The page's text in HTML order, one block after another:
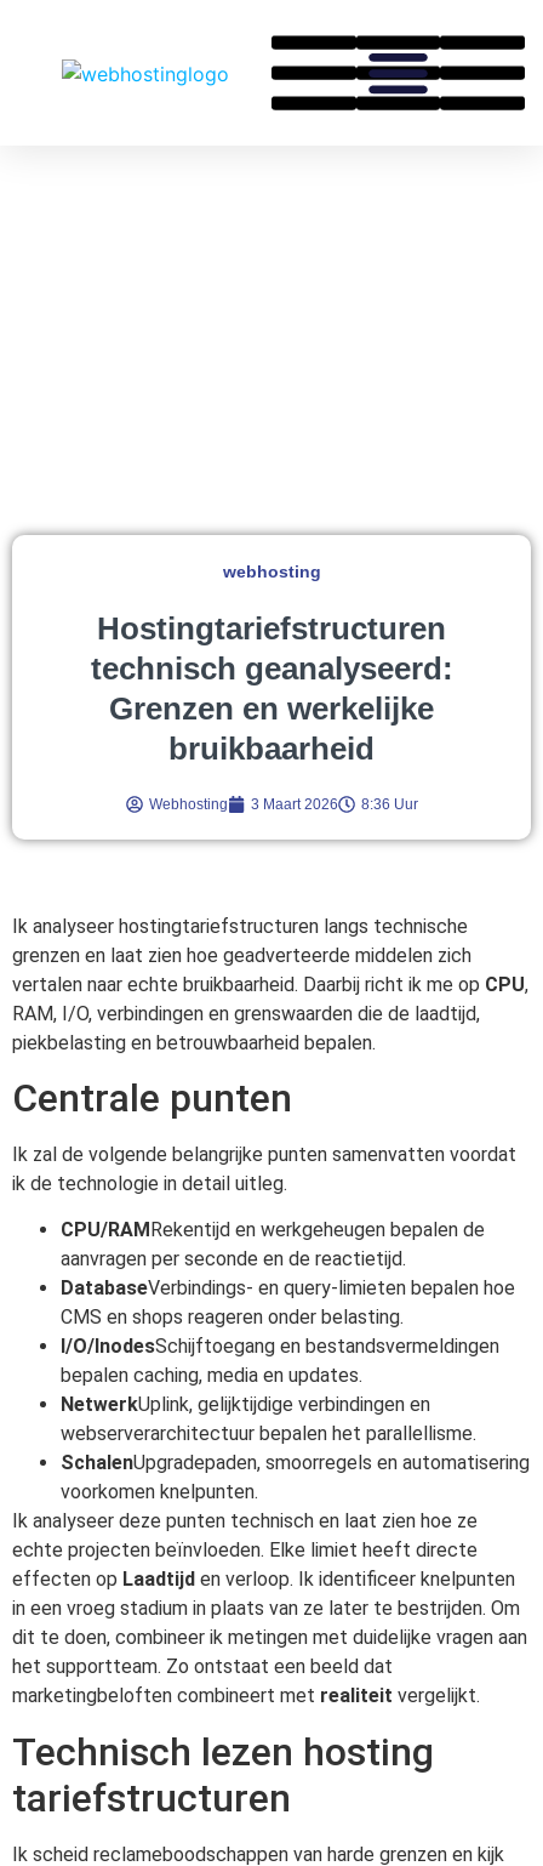
webhosting
Hostingtariefstructuren
technisch geanalyseerd:
Grenzen en werkelijke
bruikbaarheid
Webhosting 3 Maart 2026 8:36 Uur
Ik analyseer hostingtariefstructuren langs technische
grenzen en laat zien hoe geadverteerde middelen zich
vertalen naar echte bruikbaarheid. Daarbij richt ik me op CPU,
RAM, I/O, verbindingen en grenswaarden die de laadtijd,
piekbelasting en betrouwbaarheid bepalen.
Centrale punten
Ik zal de volgende belangrijke punten samenvatten voordat
ik de technologie in detail uitleg.
CPU/RAM Rekentijd en werkgeheugen bepalen de
aanvragen per seconde en de reactietijd.
DatabaseVerbindings- en query-limieten bepalen hoe
CMS en shops reageren onder belasting.
I/O/InodesSchijftoegang en bestandsvermeldingen
bepalen caching, media en updates.
NetwerkUplink, gelijktijdige verbindingen en
webserverarchitectuur bepalen het parallellisme.
SchalenUpgradepaden, smoorregels en automatisering
voorkomen knelpunten.
Ik analyseer deze punten technisch en laat zien hoe ze
echte projecten beïnvloeden. Elke limiet heeft directe
effecten op Laadtijd en verloop. Ik identificeer knelpunten
in een vroeg stadium in plaats van ze later te bestrijden. Om
dit te doen, combineer ik metingen met duidelijke vragen aan
het supportteam. Zo ontstaat een beeld dat
marketingbeloften combineert met realiteit vergelijkt.
Technisch lezen hosting
tariefstructuren
Ik scheid reclameboodschappen van harde grenzen en kijk